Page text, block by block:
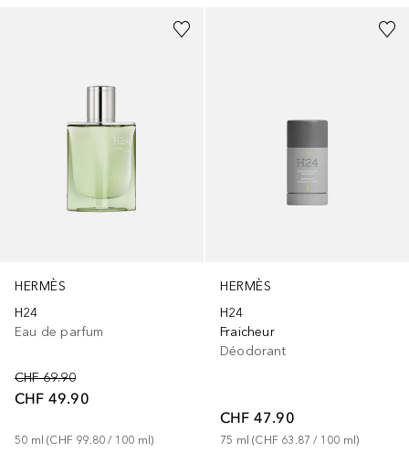
HERMÈS
H24
Eau de parfum
CHF 69.90
CHF 49.90
50 ml (CHF 99.80 / 100 ml)
HERMÈS
H24
Fraicheur
Déodorant
CHF 47.90
75 ml (CHF 63.87 / 100 ml)